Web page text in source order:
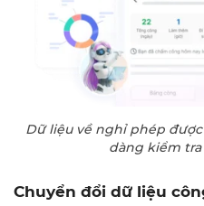
Dữ liệu về nghỉ phép
dàng kiểm
Chuyển đổi dữ liệu